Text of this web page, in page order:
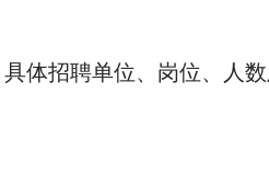
体招聘单位、岗位、人